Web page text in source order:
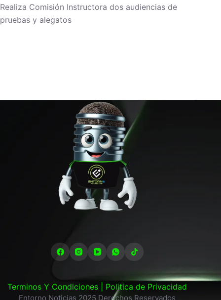
Realiza Comisión Instructora dos audiencias de
pruebas y alegatos
Terminos Y Condiciones | Politica de Privacidad
Entorno Noticias 2025 Derechos Reservados